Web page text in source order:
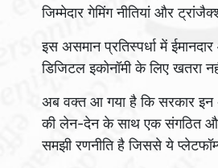
जिम्मेदार गेमिंग नीतियां और
इस असमान प्रतिस्पर्धा में
डिजिटल इकोनॉमी के लिए खतरा
अब वक्त आ गया है कि सरकार इन
की लेन-देन के साथ एक संगठित और
समझी रणनीति है जिससे ये